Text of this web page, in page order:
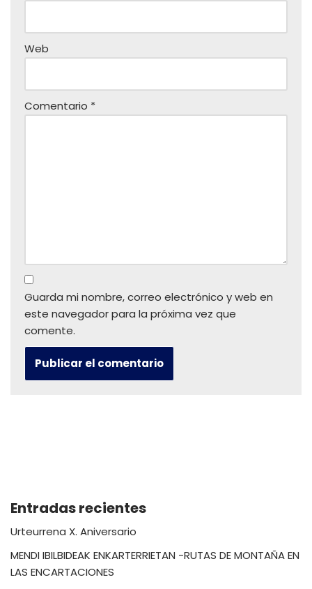
Web
Comentario *
Guarda mi nombre, correo electrónico y web en
este navegador para la próxima vez que
comente.
Entradas recientes
Urteurrena X. Aniversario
MENDI IBILBIDEAK ENKARTERRIETAN -RUTAS DE MONTAÑA EN
LAS ENCARTACIONES